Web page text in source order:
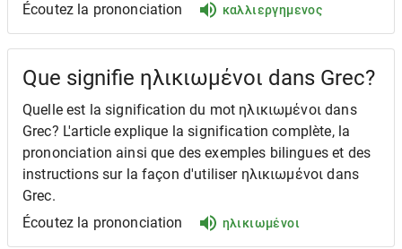
Écoutez la prononciation
καλλιεργημενος
Que signifie ηλικιωμένοι dans Grec?
Quelle est la signification du mot ηλικιωμένοι dans
Grec? L'article explique la signification complète, la
prononciation ainsi que des exemples bilingues et des
instructions sur la façon d'utiliser ηλικιωμένοι dans
Grec.
Écoutez la prononciation
ηλικιωμένοι